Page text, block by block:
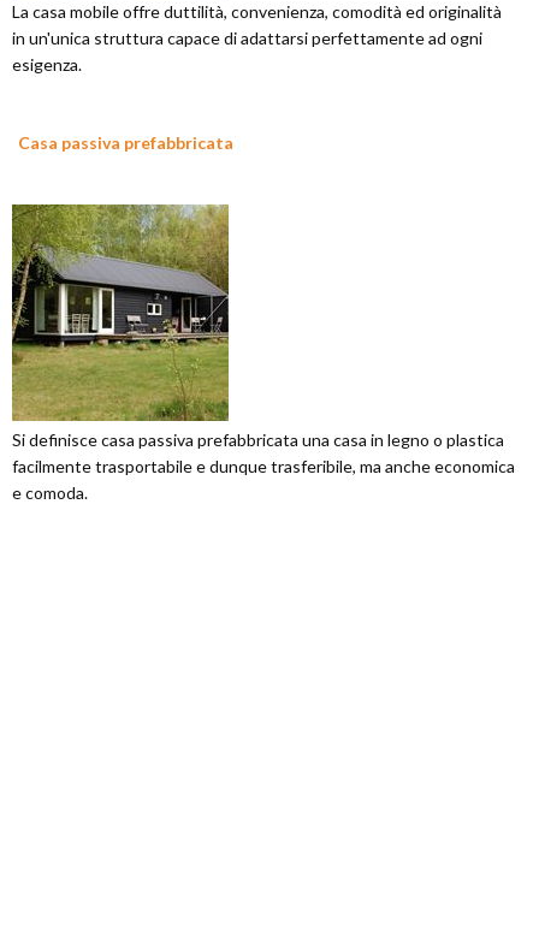
La casa mobile offre duttilità, convenienza, comodità ed originalità
in un'unica struttura capace di adattarsi perfettamente ad ogni
esigenza.
Casa passiva prefabbricata
Si definisce casa passiva prefabbricata una casa in legno o plastica
facilmente trasportabile e dunque trasferibile, ma anche economica
e comoda.